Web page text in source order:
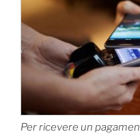
Per ricevere un